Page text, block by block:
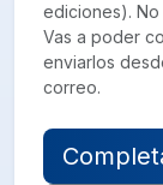
ediciones).
Vas a poder
enviarlos
correo.